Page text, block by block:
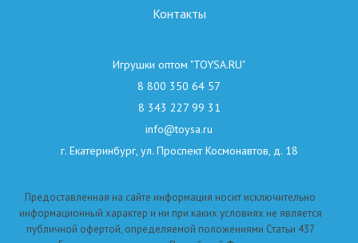
Контакты
Игрушки оптом "TOYSA.RU"
8 800 350 64 57
8 343 227 99 31
info@toysa.ru
г. Екатеринбург, ул. Проспект Космонавтов, д. 18
Предоставленная на сайте информация носит исключительно
информационный характер и ни при каких условиях не является
публичной офертой, определяемой положениями Статьи 437